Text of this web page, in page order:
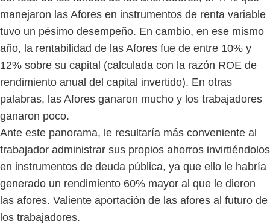
manejaron las Afores en instrumentos de renta variable
tuvo un pésimo desempeño. En cambio, en ese mismo
año, la rentabilidad de las Afores fue de entre 10% y
12% sobre su capital (calculada con la razón ROE de
rendimiento anual del capital invertido). En otras
palabras, las Afores ganaron mucho y los trabajadores
ganaron poco.
Ante este panorama, le resultaría más conveniente al
trabajador administrar sus propios ahorros invirtiéndolos
en instrumentos de deuda pública, ya que ello le habría
generado un rendimiento 60% mayor al que le dieron
las afores. Valiente aportación de las afores al futuro de
los trabajadores.